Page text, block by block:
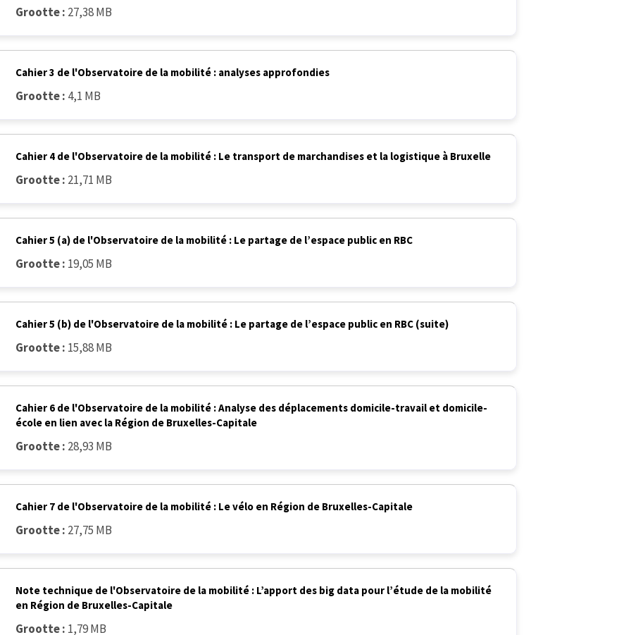
Grootte : 27,38 MB
Cahier 3 de l'Observatoire de la mobilité : analyses approfondies
Grootte : 4,1 MB
Cahier 4 de l'Observatoire de la mobilité : Le transport de marchandises et la logistique à Bruxelle
Grootte : 21,71 MB
Cahier 5 (a) de l'Observatoire de la mobilité : Le partage de l’espace public en RBC
Grootte : 19,05 MB
Cahier 5 (b) de l'Observatoire de la mobilité : Le partage de l’espace public en RBC (suite)
Grootte : 15,88 MB
Cahier 6 de l'Observatoire de la mobilité : Analyse des déplacements domicile-travail et domicile-
école en lien avec la Région de Bruxelles-Capitale
Grootte : 28,93 MB
Cahier 7 de l'Observatoire de la mobilité : Le vélo en Région de Bruxelles-Capitale
Grootte : 27,75 MB
Note technique de l'Observatoire de la mobilité : L’apport des big data pour l’étude de la mobilité
en Région de Bruxelles-Capitale
Grootte : 1,79 MB